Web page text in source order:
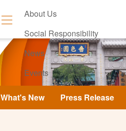
About Us
Social Responsibility
News
Events
Contact Us
What's New Press Release